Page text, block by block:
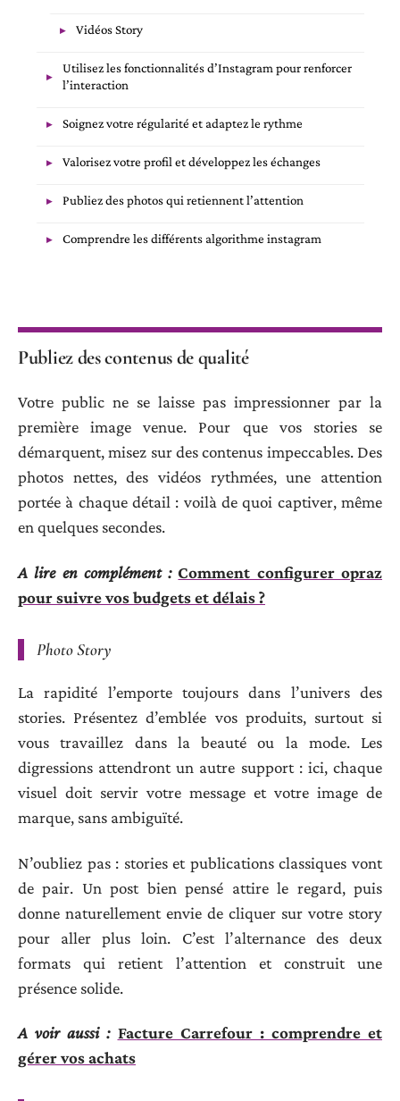
Vidéos Story
Utilisez les fonctionnalités d’Instagram pour renforcer
l’interaction
Soignez votre régularité et adaptez le rythme
Valorisez votre profil et développez les échanges
Publiez des photos qui retiennent l’attention
Comprendre les différents algorithme instagram
Publiez des contenus de qualité
Votre public ne se laisse pas impressionner par la
première image venue. Pour que vos stories se
démarquent, misez sur des contenus impeccables. Des
photos nettes, des vidéos rythmées, une attention
portée à chaque détail : voilà de quoi captiver, même
en quelques secondes.
A lire en complément : Comment configurer opraz
pour suivre vos budgets et délais ?
Photo Story
La rapidité l’emporte toujours dans l’univers des
stories. Présentez d’emblée vos produits, surtout si
vous travaillez dans la beauté ou la mode. Les
digressions attendront un autre support : ici, chaque
visuel doit servir votre message et votre image de
marque, sans ambiguïté.
N’oubliez pas : stories et publications classiques vont
de pair. Un post bien pensé attire le regard, puis
donne naturellement envie de cliquer sur votre story
pour aller plus loin. C’est l’alternance des deux
formats qui retient l’attention et construit une
présence solide.
A voir aussi : Facture Carrefour : comprendre et
gérer vos achats